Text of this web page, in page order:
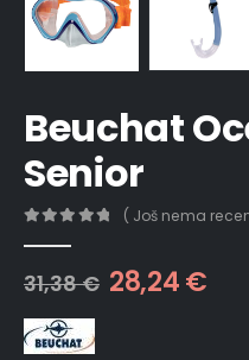
Beuchat
Senior
( Još nema
31,38€ 28,24€